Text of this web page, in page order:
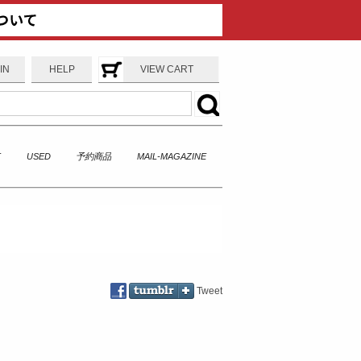
HELP VIEW CART
USED 予約商品 MAIL-MAGAZINE
Tweet